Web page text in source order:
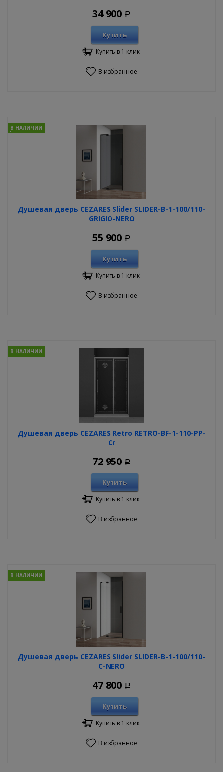
34 900 Р
Купить
Купить в 1 клик
В избранное
Душевая дверь CEZARES Slider SLIDER-B-1-100/110-
GRIGIO-NERO
В НАЛИЧИИ
55 900 Р
Купить
Купить в 1 клик
В избранное
Душевая дверь CEZARES Retro RETRO-BF-1-110-PP-
Cr
В НАЛИЧИИ
72 950 Р
Купить
Купить в 1 клик
В избранное
Душевая дверь CEZARES Slider SLIDER-B-1-100/110-
C-NERO
В НАЛИЧИИ
47 800 Р
Купить
Купить в 1 клик
В избранное